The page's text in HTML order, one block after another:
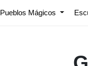
Pueblos Mágicos